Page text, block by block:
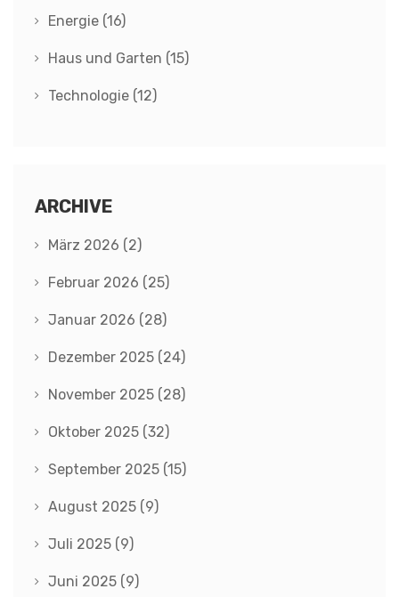
Energie (16)
Haus und Garten (15)
Technologie (12)
ARCHIVE
März 2026 (2)
Februar 2026 (25)
Januar 2026 (28)
Dezember 2025 (24)
November 2025 (28)
Oktober 2025 (32)
September 2025 (15)
August 2025 (9)
Juli 2025 (9)
Juni 2025 (9)